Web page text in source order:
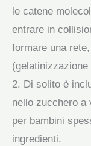
le catene
entrare in
formare una
(gelatinizzazione
2. Di solito è
nello zucchero a
per bambini
ingredienti.